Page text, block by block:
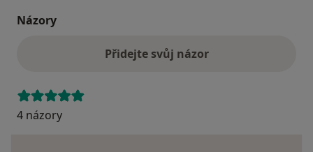
Názory
Přidejte svůj názor
4 názory